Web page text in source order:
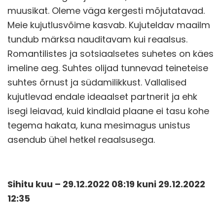
muusikat. Oleme väga kergesti mõjutatavad.
Meie kujutlusvõime kasvab. Kujuteldav maailm
tundub märksa nauditavam kui reaalsus.
Romantilistes ja sotsiaalsetes suhetes on käes
imeline aeg. Suhtes olijad tunnevad teineteise
suhtes õrnust ja südamilikkust. Vallalised
kujutlevad endale ideaalset partnerit ja ehk
isegi leiavad, kuid kindlaid plaane ei tasu kohe
tegema hakata, kuna mesimagus unistus
asendub ühel hetkel reaalsusega.
Sihitu kuu – 29.12.2022 08:19 kuni 29.12.2022
12:35